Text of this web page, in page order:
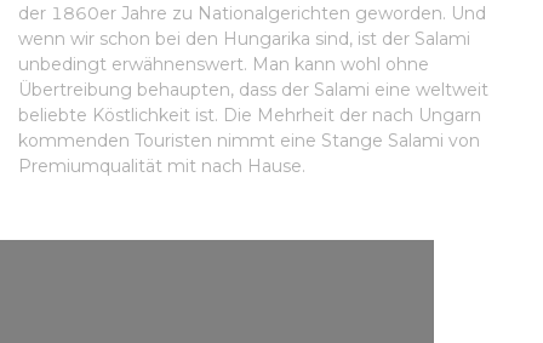
der 1860er Jahre zu Nationalgerichten geworden. Und
wenn wir schon bei den Hungarika sind, ist der Salami
unbedingt erwähnenswert. Man kann wohl ohne
Übertreibung behaupten, dass der Salami eine weltweit
beliebte Köstlichkeit ist. Die Mehrheit der nach Ungarn
kommenden Touristen nimmt eine Stange Salami von
Premiumqualität mit nach Hause.